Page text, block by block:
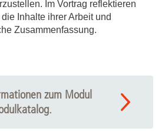
Im Vortrag reflektieren
Inhalte ihrer Arbeit und
Zusammenfassung.
zum Modul